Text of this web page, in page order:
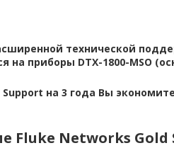
технической
на приборы DTX-1800-MSO
Support на 3 года Вы
Fluke Networks Gold